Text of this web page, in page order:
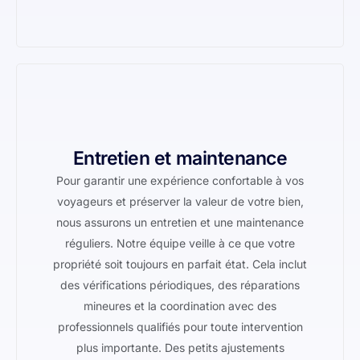
Entretien et maintenance
Pour garantir une expérience confortable à vos
voyageurs et préserver la valeur de votre bien,
nous assurons un entretien et une maintenance
réguliers. Notre équipe veille à ce que votre
propriété soit toujours en parfait état. Cela inclut
des vérifications périodiques, des réparations
mineures et la coordination avec des
professionnels qualifiés pour toute intervention
plus importante. Des petits ajustements